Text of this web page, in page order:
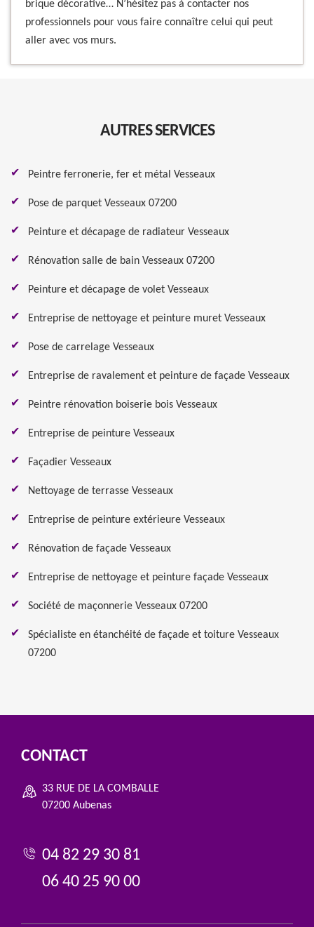
brique décorative… N’hésitez pas à contacter nos
professionnels pour vous faire connaître celui qui peut
aller avec vos murs.
AUTRES SERVICES
Peintre ferronerie, fer et métal Vesseaux
Pose de parquet Vesseaux 07200
Peinture et décapage de radiateur Vesseaux
Rénovation salle de bain Vesseaux 07200
Peinture et décapage de volet Vesseaux
Entreprise de nettoyage et peinture muret Vesseaux
Pose de carrelage Vesseaux
Entreprise de ravalement et peinture de façade Vesseaux
Peintre rénovation boiserie bois Vesseaux
Entreprise de peinture Vesseaux
Façadier Vesseaux
Nettoyage de terrasse Vesseaux
Entreprise de peinture extérieure Vesseaux
Rénovation de façade Vesseaux
Entreprise de nettoyage et peinture façade Vesseaux
Société de maçonnerie Vesseaux 07200
Spécialiste en étanchéité de façade et toiture Vesseaux
07200
CONTACT
33 RUE DE LA COMBALLE
07200 Aubenas
04 82 29 30 81
06 40 25 90 00